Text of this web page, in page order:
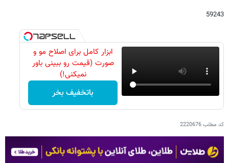
59243
ابزار کامل برای اصلاح مو و
صورت (قیمت رو ببینی باور
نمیکنی!)
باتخفیف بخر
کد مطلب2220676